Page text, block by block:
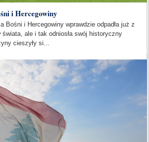
i Hercegowiny
Bośni i Hercegowiny wprawdzie odpadła już z
świata, ale i tak odniosła swój historyczny
cieszyły si...